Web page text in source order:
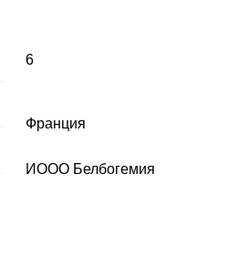
6
Франция
ИООО Белбогемия